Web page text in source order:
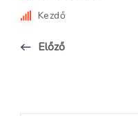
Kezdő
Előző